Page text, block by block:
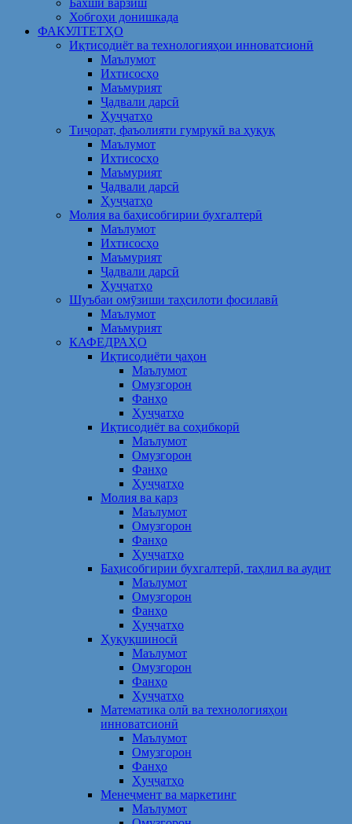
Бахши варзиш
Хобгоҳи донишкада
ФАКУЛТЕТҲО
Иқтисодиёт ва технологияҳои инноватсионӣ
Маълумот
Ихтисосҳо
Маъмурият
Ҷадвали дарсӣ
Ҳуҷҷатҳо
Тиҷорат, фаъолияти гумрукӣ ва ҳуқуқ
Маълумот
Ихтисосҳо
Маъмурият
Ҷадвали дарсӣ
Ҳуҷҷатҳо
Молия ва баҳисобгирии бухгалтерӣ
Маълумот
Ихтисосҳо
Маъмурият
Ҷадвали дарсӣ
Ҳуҷҷатҳо
Шуъбаи омӯзиши таҳсилоти фосилавӣ
Маълумот
Маъмурият
КАФЕДРАҲО
Иқтисодиёти ҷаҳон
Маълумот
Омузгорон
Фанҳо
Ҳуҷҷатҳо
Иқтисодиёт ва соҳибкорӣ
Маълумот
Омузгорон
Фанҳо
Ҳуҷҷатҳо
Молия ва қарз
Маълумот
Омузгорон
Фанҳо
Ҳуҷҷатҳо
Баҳисобгирии бухгалтерӣ, таҳлил ва аудит
Маълумот
Омузгорон
Фанҳо
Ҳуҷҷатҳо
Ҳуқуқшиносӣ
Маълумот
Омузгорон
Фанҳо
Ҳуҷҷатҳо
Математика олӣ ва технологияҳои
инноватсионӣ
Маълумот
Омузгорон
Фанҳо
Ҳуҷҷатҳо
Менеҷмент ва маркетинг
Маълумот